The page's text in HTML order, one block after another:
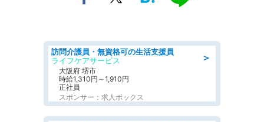
＞
訪問介護員・無資格可の生活支援員
ライフケアサービス
大阪府 堺市
時給1,310円～1,910円
正社員
スポンサー：求人ボックス